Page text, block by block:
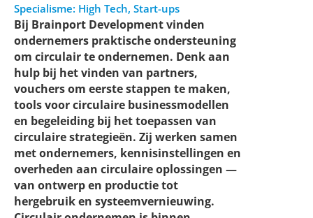
Specialisme: High Tech, Start-ups
Bij Brainport Development vinden
ondernemers praktische ondersteuning
om circulair te ondernemen. Denk aan
hulp bij het vinden van partners,
vouchers om eerste stappen te maken,
tools voor circulaire businessmodellen
en begeleiding bij het toepassen van
circulaire strategieën. Zij werken samen
met ondernemers, kennisinstellingen en
overheden aan circulaire oplossingen —
van ontwerp en productie tot
hergebruik en systeemvernieuwing.